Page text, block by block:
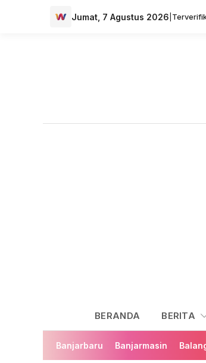
Jumat, 7 Agustus 2026
BERANDA BERITA
Banjarbaru Banjarmasin